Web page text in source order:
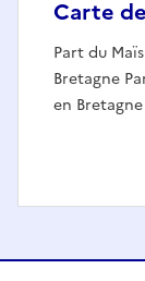
Carte
Part du
Bretagne
en Bretagne